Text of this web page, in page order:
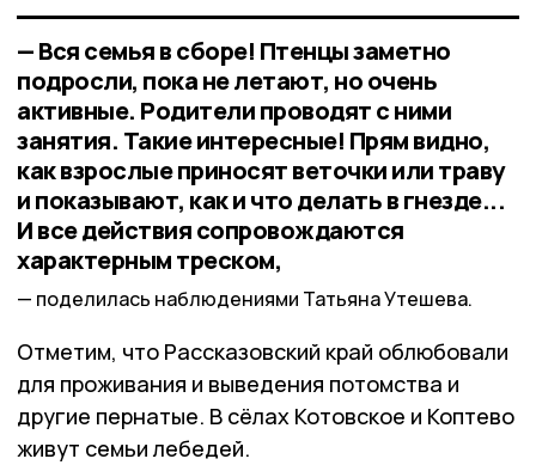
— Вся семья в сборе! Птенцы заметно
подросли, пока не летают, но очень
активные. Родители проводят с ними
занятия. Такие интересные! Прям видно,
как взрослые приносят веточки или траву
и показывают, как и что делать в гнезде...
И все действия сопровождаются
характерным треском,
поделилась наблюдениями Татьяна Утешева.
Отметим, что Рассказовский край облюбовали
для проживания и выведения потомства и
другие пернатые. В сёлах Котовское и Коптево
живут семьи лебедей.